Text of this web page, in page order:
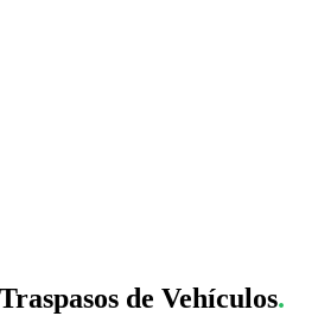
Traspasos de Vehículos.